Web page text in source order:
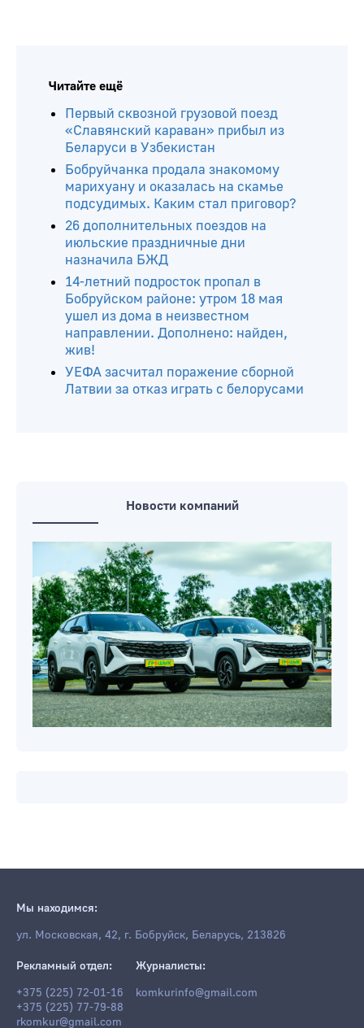
Читайте ещё
Первый сквозной грузовой поезд
«Славянский караван» прибыл из
Беларуси в Узбекистан
Бобруйчанка продала знакомому
марихуану и оказалась на скамье
подсудимых. Каким стал приговор?
26 дополнительных поездов на
июльские праздничные дни
назначила БЖД
14-летний подросток пропал в
Бобруйском районе: утром 18 мая
ушел из дома в неизвестном
направлении. Дополнено: найден,
жив!
УЕФА засчитал поражение сборной
Латвии за отказ играть с белорусами
Новости компаний
Мы находимся:
ул. Московская, 42, г. Бобруйск, Беларусь, 213826
Рекламный отдел:
+375 (225) 72-01-16
+375 (225) 77-79-88
rkomkur@gmail.com
Журналисты:
komkurinfo@gmail.com